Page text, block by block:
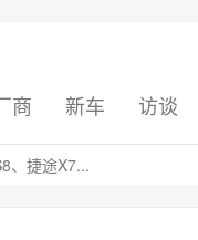
商 新车 访谈
、捷途X7...